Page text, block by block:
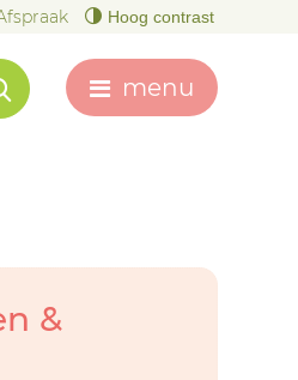
Hoog contrast
menu
&